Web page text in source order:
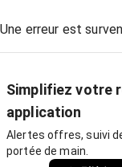
Une erreur est
Simplifiez votre
application
Alertes offres, suivi
portée de main.